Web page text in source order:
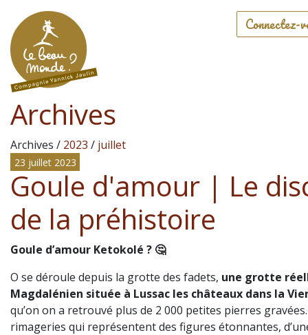
Connectez-
Archives
Archives / 2023 / juillet
23 juillet 2023
Goule d'amour | Le
de la préhistoire
Goule d’amour Ketokolé ? 🤔
O se déroule depuis la grotte des fadets, une grotte
Magdalénien située à Lussac les châteaux dans la
qu’on on a retrouvé plus de 2 000 petites pierres
rimageries qui représentent des figures étonnantes,